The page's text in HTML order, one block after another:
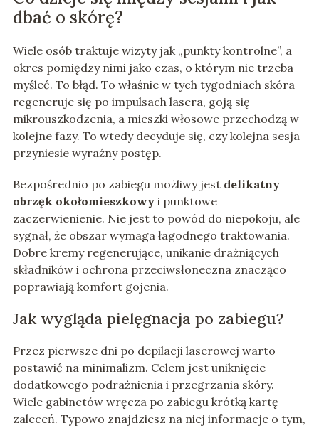
dbać o skórę?
Wiele osób traktuje wizyty jak „punkty kontrolne”, a
okres pomiędzy nimi jako czas, o którym nie trzeba
myśleć. To błąd. To właśnie w tych tygodniach skóra
regeneruje się po impulsach lasera, goją się
mikrouszkodzenia, a mieszki włosowe przechodzą w
kolejne fazy. To wtedy decyduje się, czy kolejna sesja
przyniesie wyraźny postęp.
Bezpośrednio po zabiegu możliwy jest delikatny
obrzęk okołomieszkowyi punktowe
zaczerwienienie. Nie jest to powód do niepokoju, ale
sygnał, że obszar wymaga łagodnego traktowania.
Dobre kremy regenerujące, unikanie drażniących
składników i ochrona przeciwsłoneczna znacząco
poprawiają komfort gojenia.
Jak wygląda pielęgnacja po zabiegu?
Przez pierwsze dni po depilacji laserowej warto
postawić na minimalizm. Celem jest uniknięcie
dodatkowego podrażnienia i przegrzania skóry.
Wiele gabinetów wręcza po zabiegu krótką kartę
zaleceń. Typowo znajdziesz na niej informacje o tym,